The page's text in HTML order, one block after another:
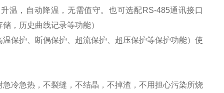
温，自动降温，无需值守。也可选配RS-485通讯接口
，历史曲线记录等功能）
保护、断偶保护、超流保护、超压保护等保护功能）使
冷急热，不裂缝，不结晶，不掉渣，不用担心污染所烧